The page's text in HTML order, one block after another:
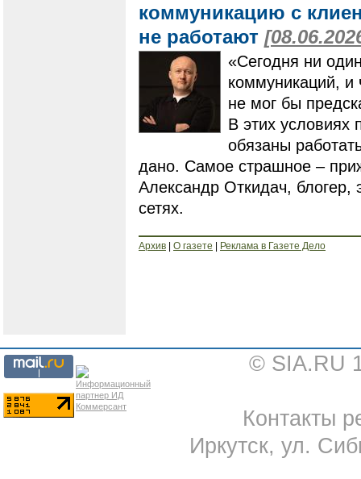
коммуникацию с
не работают
«Сегодня ни
коммуникаций, и
не мог бы
В этих условиях
обязаны
дано. Самое страшное –
Александр Откидач, блогер,
сетях.
Архив О газете Реклама в Газете Дело
© SIA.RU
Контакты
Иркутск, ул.